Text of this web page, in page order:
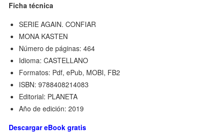
Ficha técnica
SERIE AGAIN. CONFIAR
MONA KASTEN
Número de páginas: 464
Idioma: CASTELLANO
Formatos: Pdf, ePub, MOBI, FB2
ISBN: 9788408214083
Editorial: PLANETA
Año de edición: 2019
Descargar eBook gratis